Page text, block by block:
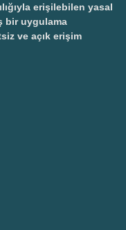
erişilebilen yasal
bir uygulama
ve açık erişim